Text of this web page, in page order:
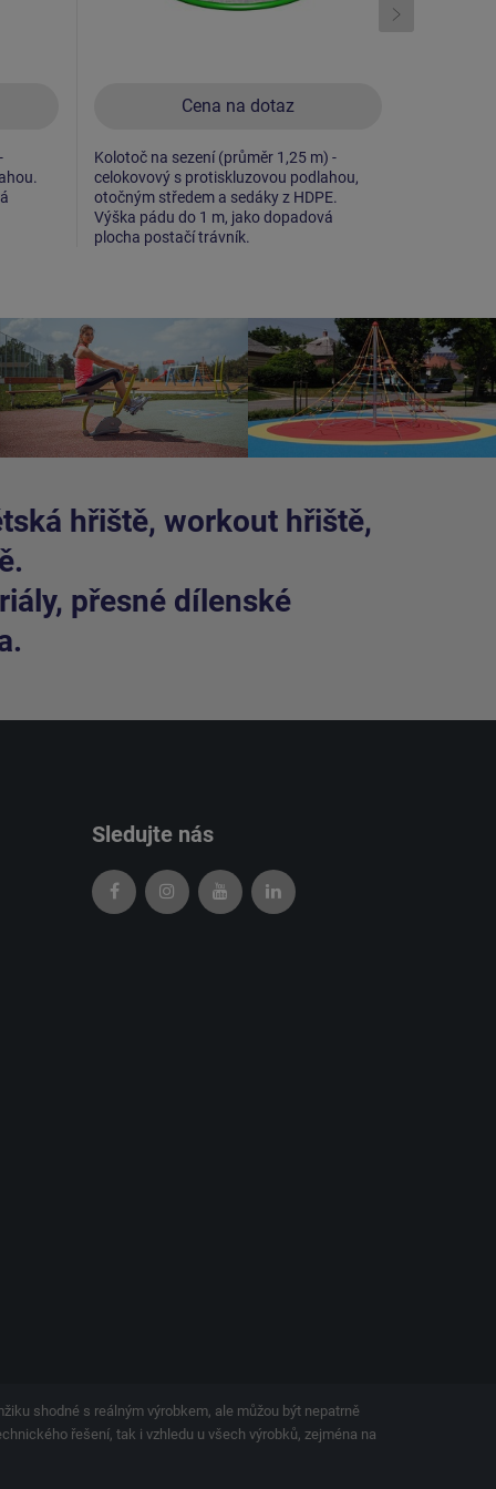
Cena na dotaz
Kolotoč na sezení (průměr 1,25 m) -
celokovový s protiskluzovou podlahou,
otočným středem a sedáky z HDPE.
Výška pádu do 1 m, jako dopadová
plocha postačí trávník.
hřiště, workout hřiště,
přesné dílenské
Sledujte nás
shodné s reálným výrobkem, ale můžou být nepatrně
řešení, tak i vzhledu u všech výrobků, zejména na